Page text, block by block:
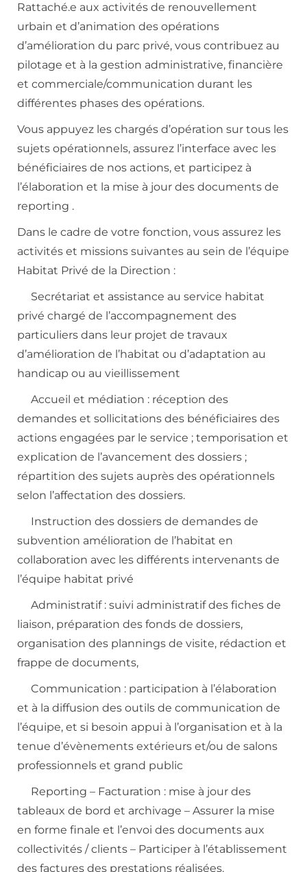
Rattaché.e aux activités de renouvellement
urbain et d’animation des opérations
d’amélioration du parc privé, vous contribuez au
pilotage et à la gestion administrative, financière
et commerciale/communication durant les
différentes phases des opérations.
Vous appuyez les chargés d’opération sur tous les
sujets opérationnels, assurez l’interface avec les
bénéficiaires de nos actions, et participez à
l’élaboration et la mise à jour des documents de
reporting .
Dans le cadre de votre fonction, vous assurez les
activités et missions suivantes au sein de l’équipe
Habitat Privé de la Direction :
Secrétariat et assistance au service habitat
privé chargé de l’accompagnement des
particuliers dans leur projet de travaux
d’amélioration de l’habitat ou d’adaptation au
handicap ou au vieillissement
Accueil et médiation : réception des
demandes et sollicitations des bénéficiaires des
actions engagées par le service ; temporisation et
explication de l’avancement des dossiers ;
répartition des sujets auprès des opérationnels
selon l’affectation des dossiers.
Instruction des dossiers de demandes de
subvention amélioration de l’habitat en
collaboration avec les différents intervenants de
l’équipe habitat privé
Administratif : suivi administratif des fiches de
liaison, préparation des fonds de dossiers,
organisation des plannings de visite, rédaction et
frappe de documents,
Communication : participation à l’élaboration
et à la diffusion des outils de communication de
l’équipe, et si besoin appui à l’organisation et à la
tenue d’évènements extérieurs et/ou de salons
professionnels et grand public
Reporting – Facturation : mise à jour des
tableaux de bord et archivage – Assurer la mise
en forme finale et l’envoi des documents aux
collectivités / clients – Participer à l’établissement
des factures des prestations réalisées.